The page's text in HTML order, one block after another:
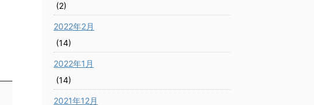
(2)
2022年2月
(14)
2022年1月
(14)
2021年12月